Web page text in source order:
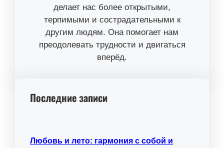
делает нас более открытыми,
терпимыми и сострадательными к
другим людям. Она помогает нам
преодолевать трудности и двигаться
вперёд.
Последние записи
Любовь и лето: гармония с собой и